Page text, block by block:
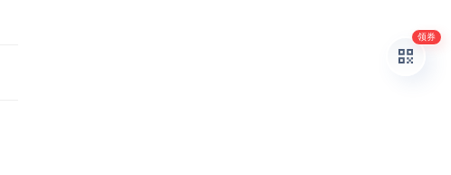
领券